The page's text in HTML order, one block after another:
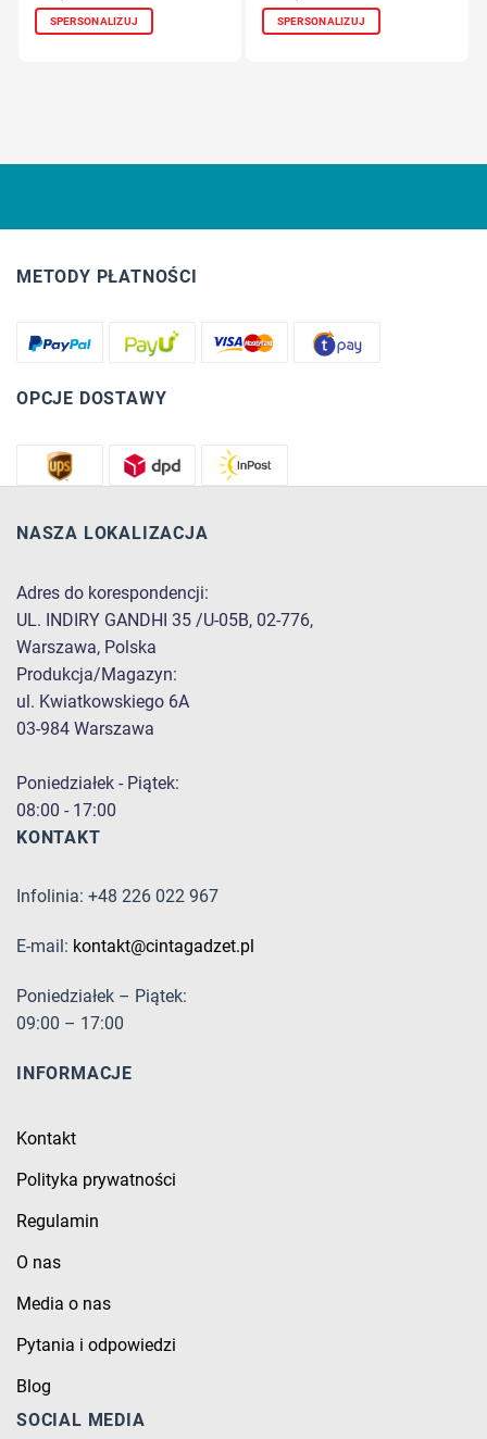
SPERSONALIZUJ SPERSONALIZUJ
METODY PŁATNOŚCI
OPCJE DOSTAWY
NASZA LOKALIZACJA
Adres do korespondencji:
UL. INDIRY GANDHI 35 /U-05B, 02-776,
Warszawa, Polska
Produkcja/Magazyn:
ul. Kwiatkowskiego 6A
03-984 Warszawa
Poniedziałek - Piątek:
08:00 - 17:00
KONTAKT
Infolinia: +48 226 022 967
E-mail: kontakt@cintagadzet.pl
Poniedziałek – Piątek:
09:00 – 17:00
INFORMACJE
Kontakt
Polityka prywatności
Regulamin
O nas
Media o nas
Pytania i odpowiedzi
Blog
SOCIAL MEDIA